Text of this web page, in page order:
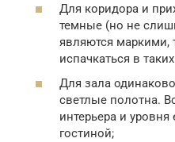
Для коридора и
темные (но не
являются маркими,
испачкаться в
Для зала
светлые полотна.
интерьера и
гостиной;